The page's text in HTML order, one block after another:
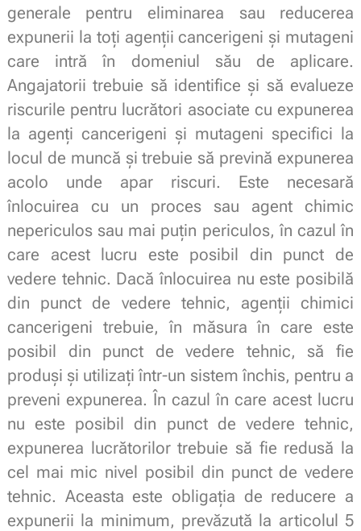
generale pentru eliminarea sau reducerea
expunerii la toți agenții cancerigeni și mutageni
care intră în domeniul său de aplicare.
Angajatorii trebuie să identifice și să evalueze
riscurile pentru lucrători asociate cu expunerea
la agenți cancerigeni și mutageni specifici la
locul de muncă și trebuie să prevină expunerea
acolo unde apar riscuri. Este necesară
înlocuirea cu un proces sau agent chimic
nepericulos sau mai puțin periculos, în cazul în
care acest lucru este posibil din punct de
vedere tehnic. Dacă înlocuirea nu este posibilă
din punct de vedere tehnic, agenții chimici
cancerigeni trebuie, în măsura în care este
posibil din punct de vedere tehnic, să fie
produși și utilizați într-un sistem închis, pentru a
preveni expunerea. În cazul în care acest lucru
nu este posibil din punct de vedere tehnic,
expunerea lucrătorilor trebuie să fie redusă la
cel mai mic nivel posibil din punct de vedere
tehnic. Aceasta este obligația de reducere a
expunerii la minimum, prevăzută la articolul 5